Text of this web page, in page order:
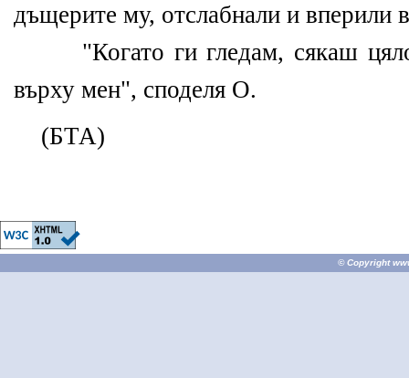
дъщерите му, отслабнали и вперили
"Когато ги гледам, сякаш
върху мен", споделя О.
(БТА)
© Copyright